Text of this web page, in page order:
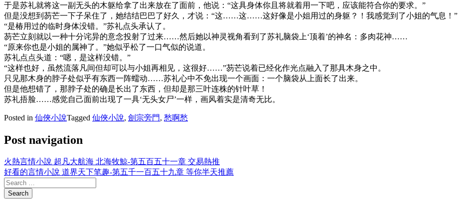
于是苏礼就将这一副无头的木躯给拿了出来放在了面前，他说：“这具身体你且将就着用一下吧，应该能符合你的要求。”
但是没想到芴芒一下子呆住了，她结结巴巴了好久，才说：“这……这……这好像是小姐用过的身躯？！我感觉到了小姐的气息！”
“是椿用过的临时身体没错。”苏礼点头承认了。
芴芒立刻就以一种十分诧异的意念投射了过来……然后她以神灵视角看到了苏礼脑袋上‘顶着’的神名：多肉花神……
“原来你也是小姐的属神了。”她似乎松了一口气似的说道。
苏礼点点头道：“嗯，是这样没错。”
“这样也好，虽然流落凡间但却可以与小姐再相见，这很好……”芴芒说着已经化作光点融入了那具木身之中。
只见那木身的脖子处似乎有东西一阵蠕动……苏礼心中不免出现一个画面：一个脑袋从上面长了出来。
但是他想错了，那脖子处的确是长出了东西，但却是那三叶连株的针叶草！
苏礼捂脸……感觉自己面前出现了一具‘无头女尸’一样，画风着实是清奇无比。
Posted in 仙俠小說Tagged 仙俠小說, 劍宗旁門, 愁啊愁
Post navigation
火熱言情小說 超凡大航海 北海牧鯨-第五百五十一章 交易熱推
好看的言情小說 道界天下笔趣-第五千一百五十九章 等你半天推薦